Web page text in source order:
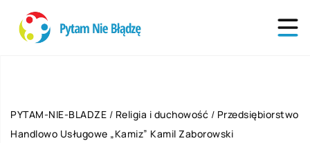
PYTAM-NIE-BLADZE / Religia i duchowość / Przedsiębiorstwo
Handlowo Usługowe „Kamiz” Kamil Zaborowski